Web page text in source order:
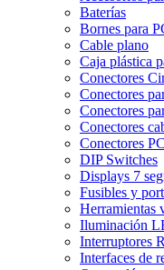
Baterías
Bornes para
Cable plano
Caja plástica
Conectores
Conectores
Conectores
Conectores
Conectores
DIP Switches
Displays 7
Fusibles y
Herramientas
Iluminación
Interruptores
Interfaces de